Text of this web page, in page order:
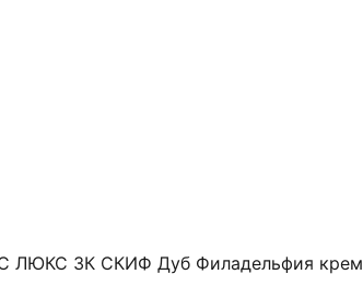
ЛЮКС 3К СКИФ Дуб Филадельфия крем